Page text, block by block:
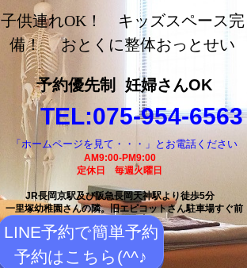
長岡京市の整体【おとく
に整体おっとせい】長岡
京駅と長岡天神駅から徒
歩5分の整体院
子供連れOK！ キッズスペース完
備！ おとくに整体おっとせい
予約優先制 妊婦さんOK
TEL:075-954-6563
「ホームページを見て・・・」とお電話ください
AM9:00-PM9:00
定休日 毎週火曜日
JR長岡京駅及び阪急長岡天神駅より徒歩5分
一里塚幼稚園さんの隣。旧エピコットさん駐車場すぐ前
LINE予約で簡単予約
予約はこちら(^^♪